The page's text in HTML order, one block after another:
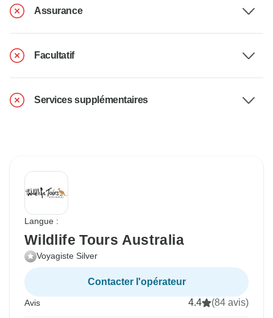
Assurance
Facultatif
Services supplémentaires
Langue :
Wildlife Tours Australia
Voyagiste Silver
Contacter l'opérateur
Avis 4.4 (84 avis)